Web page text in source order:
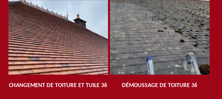
CHANGEMENT DE TOITURE ET TUILE 36 DÉMOUSSAGE DE TOITURE 36